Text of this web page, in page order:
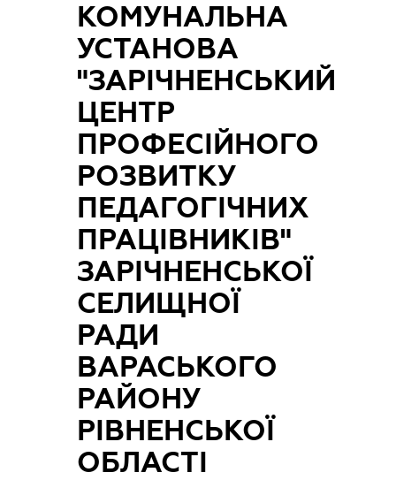
КОМУНАЛЬНА
УСТАНОВА
"ЗАРІЧНЕНСЬКИЙ
ЦЕНТР
ПРОФЕСІЙНОГО
РОЗВИТКУ
ПЕДАГОГІЧНИХ
ПРАЦІВНИКІВ"
ЗАРІЧНЕНСЬКОЇ
СЕЛИЩНОЇ
РАДИ
ВАРАСЬКОГО
РАЙОНУ
РІВНЕНСЬКОЇ
ОБЛАСТІ